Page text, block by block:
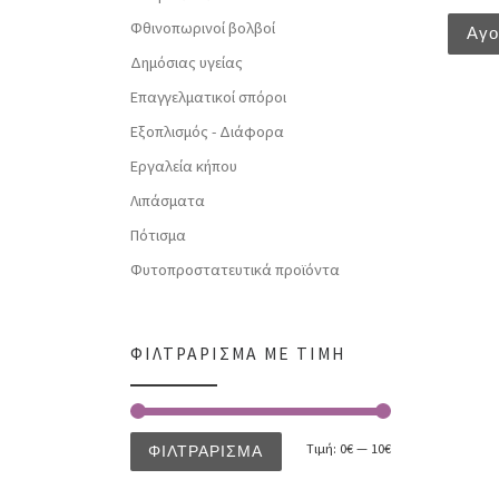
Φθινοπωρινοί βολβοί
Δημόσιας υγείας
Επαγγελματικοί σπόροι
Εξοπλισμός - Διάφορα
Εργαλεία κήπου
Λιπάσματα
Πότισμα
Φυτοπροστατευτικά προϊόντα
ΦΙΛΤΡΆΡΙΣΜΑ ΜΕ ΤΙΜΉ
ΦΙΛΤΡΆΡΙΣΜΑ Τιμή: 0€ — 10€